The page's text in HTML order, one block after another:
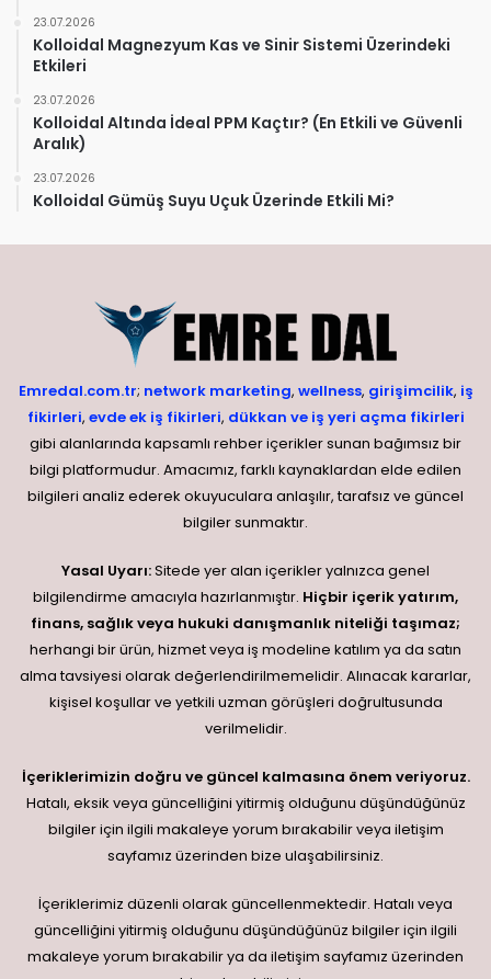
23.07.2026
Kolloidal Magnezyum Kas ve Sinir Sistemi Üzerindeki
Etkileri
23.07.2026
Kolloidal Altında İdeal PPM Kaçtır? (En Etkili ve Güvenli
Aralık)
23.07.2026
Kolloidal Gümüş Suyu Uçuk Üzerinde Etkili Mi?
Emredal.com.tr; network marketing, wellness, girişimcilik, iş
fikirleri, evde ek iş fikirleri, dükkan ve iş yeri açma fikirleri
gibi alanlarında kapsamlı rehber içerikler sunan bağımsız bir
bilgi platformudur. Amacımız, farklı kaynaklardan elde edilen
bilgileri analiz ederek okuyuculara anlaşılır, tarafsız ve güncel
bilgiler sunmaktır.
Yasal Uyarı:Sitede yer alan içerikler yalnızca genel
bilgilendirme amacıyla hazırlanmıştır. Hiçbir içerik yatırım,
finans, sağlık veya hukuki danışmanlık niteliği taşımaz;
herhangi bir ürün, hizmet veya iş modeline katılım ya da satın
alma tavsiyesi olarak değerlendirilmemelidir. Alınacak kararlar,
kişisel koşullar ve yetkili uzman görüşleri doğrultusunda
verilmelidir.
İçeriklerimizin doğru ve güncel kalmasına önem veriyoruz.
Hatalı, eksik veya güncelliğini yitirmiş olduğunu düşündüğünüz
bilgiler için ilgili makaleye yorum bırakabilir veya iletişim
sayfamız üzerinden bize ulaşabilirsiniz.
İçeriklerimiz düzenli olarak güncellenmektedir. Hatalı veya
güncelliğini yitirmiş olduğunu düşündüğünüz bilgiler için ilgili
makaleye yorum bırakabilir ya da iletişim sayfamız üzerinden